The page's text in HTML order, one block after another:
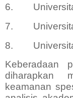
6.
7.
8.
Keberadaan
diharapkan
keamanan